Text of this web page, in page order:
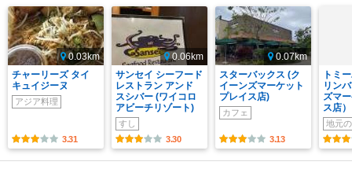
0.03km
チャーリーズ タイ
キュイジーヌ
アジア料理
3.31
0.06km
サンセイ シーフード
レストラン アンド
スシバー (ワイコロ
アビーチリゾート)
すし
3.30
0.07km
スターバックス (ク
イーンズマーケット
プレイス店)
カフェ
3.13
トミ
リン
ズマ
ス店）
地元